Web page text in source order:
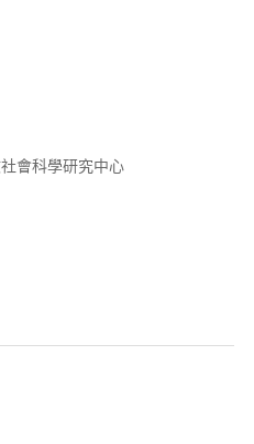
會科學研究中心